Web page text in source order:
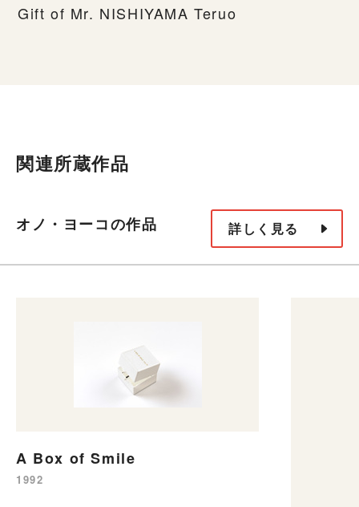
Gift of Mr. NISHIYAMA Teruo
関連所蔵作品
オノ・ヨーコの作品 詳しく見る
A Box of Smile
1992